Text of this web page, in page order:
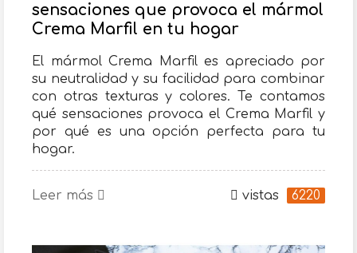
sensaciones que provoca el mármol
Crema Marfil en tu hogar
El mármol Crema Marfil es apreciado por
su neutralidad y su facilidad para combinar
con otras texturas y colores. Te contamos
qué sensaciones provoca el Crema Marfil y
por qué es una opción perfecta para tu
hogar.
Leer más vistas 6220